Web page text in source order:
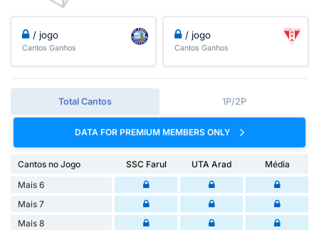
/ jogo
Cantos Ganhos
/ jogo
Cantos Ganhos
Total Cantos 1P/2P
DATA FOR PREMIUM MEMBERS ONLY
Cantos no Jogo SSC Farul UTA Arad
Média
Mais 6
Mais 7
Mais 8